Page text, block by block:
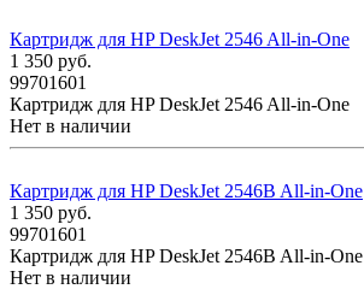
Картридж для HP DeskJet 2546 All-in-One
1 350 руб.
99701601
Картридж для HP DeskJet 2546 All-in-One
Нет в наличии
Картридж для HP DeskJet 2546B All-in-One
1 350 руб.
99701601
Картридж для HP DeskJet 2546B All-in-One
Нет в наличии